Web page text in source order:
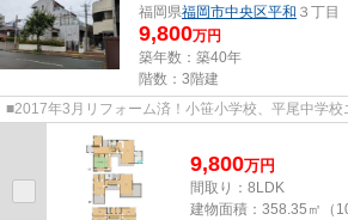
福岡県福岡市中央区平和 ３丁目
9,800万円
築年数：築40年
階数：3階建
■2017年3月リフォーム済！小笹小学校、平尾中学校
9,800万円
間取り：8LDK
建物面積： 358.35㎡（